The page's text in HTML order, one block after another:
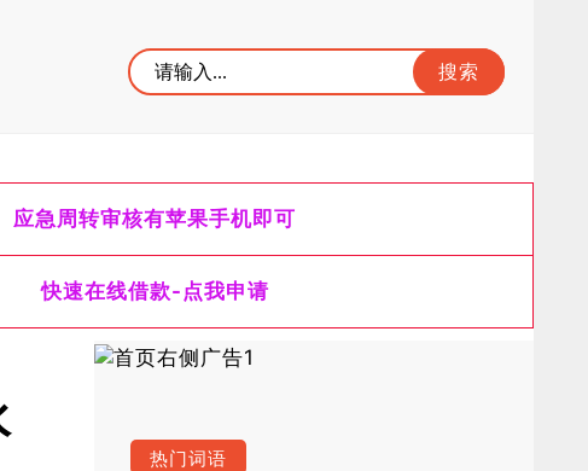
应急周转审核有苹果手机即可
快速在线借款-点我申请
热门词语